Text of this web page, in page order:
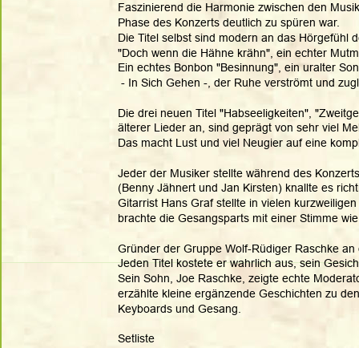
Faszinierend die Harmonie zwischen den
Phase des Konzerts deutlich zu spüren war.
Die Titel selbst sind modern an das Hörgefühl
"Doch wenn die Hähne krähn", ein echter
Ein echtes Bonbon "Besinnung", ein uralter
- In Sich Gehen -, der Ruhe verströmt und
Die drei neuen Titel "Habseeligkeiten",
älterer Lieder an, sind geprägt von sehr viel
Das macht Lust und viel Neugier auf eine
Jeder der Musiker stellte während des
(Benny Jähnert und Jan Kirsten) knallte es
Gitarrist Hans Graf stellte in vielen
brachte die Gesangsparts mit einer Stimme
Gründer der Gruppe Wolf-Rüdiger Raschke
Jeden Titel kostete er wahrlich aus, sein
Sein Sohn, Joe Raschke, zeigte echte
erzählte kleine ergänzende Geschichten zu
Keyboards und Gesang.
Setliste